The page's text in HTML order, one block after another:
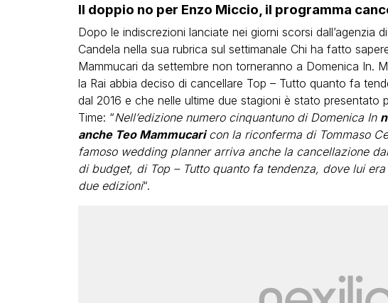
Il doppio no per Enzo Miccio, il programma
Dopo le indiscrezioni lanciate nei giorni scorsi dall’agenzia
Candela nella sua rubrica sul settimanale Chi ha fatto
Mammucari da settembre non torneranno a Domenica In.
la Rai abbia deciso di cancellare Top – Tutto quanto fa
dal 2016 e che nelle ultime due stagioni è stato presentato
Time: “Nell’edizione numero cinquantuno di Domenica In
anche Teo Mammucaricon la riconferma di Tommaso
famoso wedding planner arriva anche la cancellazione
di budget, di Top – Tutto quanto fa tendenza, dove lui
due edizioni“.